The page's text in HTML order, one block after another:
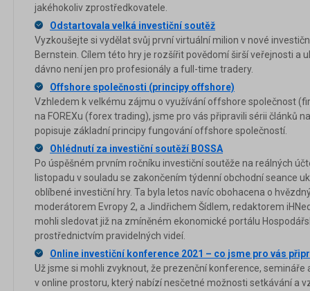
jakéhokoliv zprostředkovatele.
Odstartovala velká investiční soutěž
Vyzkoušejte si vydělat svůj první virtuální milion v nové
Bernstein. Cílem této hry je rozšířit povědomí širší veřejnosti a
dávno není jen pro profesionály a full-time tradery.
Offshore společnosti (principy offshore)
Vzhledem k velkému zájmu o využívání offshore společnost
na FOREXu (forex trading), jsme pro vás připravili sérii článků
popisuje základní principy fungování offshore společností.
Ohlédnutí za investiční soutěží BOSSA
Po úspěšném prvním ročníku investiční soutěže na reálných
listopadu v souladu se zakončením týdenní obchodní seance
oblíbené investiční hry. Ta byla letos navíc obohacena o
moderátorem Evropy 2, a Jindřichem Šídlem, redaktorem
mohli sledovat již na zmíněném ekonomické portálu
prostřednictvím pravidelných videí.
Online investiční konference 2021 – co jsme pro vás
Už jsme si mohli zvyknout, že prezenční konference, semináře
v online prostoru, který nabízí nesčetné možnosti setkávání a